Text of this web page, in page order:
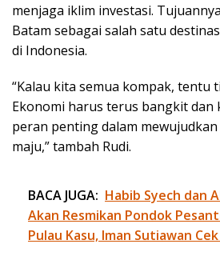
menjaga iklim investasi.
Batam sebagai salah satu
di Indonesia.
“Kalau kita semua kompak, tentu
Ekonomi harus terus bangkit dan
peran penting dalam
maju,” tambah Rudi.
BACA JUGA: Habib Syech dan
Akan Resmikan Pondok
Pulau Kasu, Iman Sutiawan